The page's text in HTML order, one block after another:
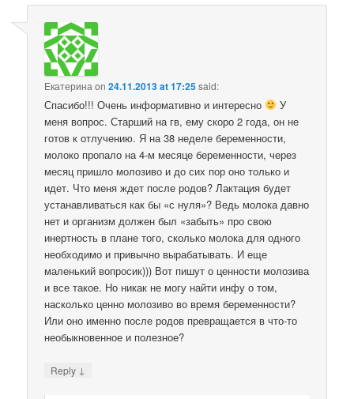
Екатерина on24.11.2013 at 17:25said:
Спасибо!!! Очень информативно и интересно
У
меня вопрос. Старший на гв, ему скоро 2 года, он не
готов к отлучению. Я на 38 неделе беременности,
молоко пропало на 4-м месяце беременности, через
месяц пришло молозиво и до сих пор оно только и
идет. Что меня ждет после родов? Лактация будет
устанавливаться как бы «с нуля»? Ведь молока давно
нет и организм должен был «забыть» про свою
инертность в плане того, сколько молока для одного
необходимо и привычно вырабатывать. И еще
маленький вопросик))) Вот пишут о ценности молозива
и все такое. Но никак не могу найти инфу о том,
насколько ценно молозиво во время беременности?
Или оно именно после родов превращается в что-то
необыкновенное и полезное?
Reply ↓